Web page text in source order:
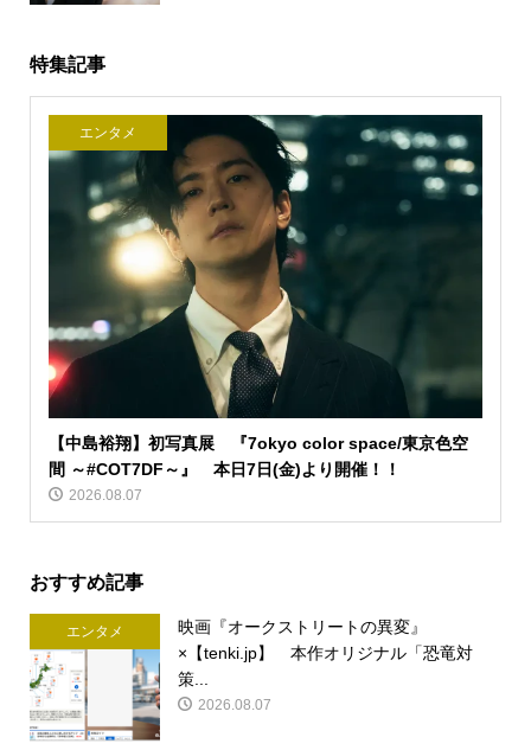
特集記事
エンタメ
【中島裕翔】初写真展 『7okyo color space/東京色空
間 ～#COT7DF～』 本日7日(金)より開催！！
2026.08.07
おすすめ記事
エンタメ
映画『オークストリートの異変』
×【tenki.jp】 本作オリジナル「恐竜対
策...
2026.08.07